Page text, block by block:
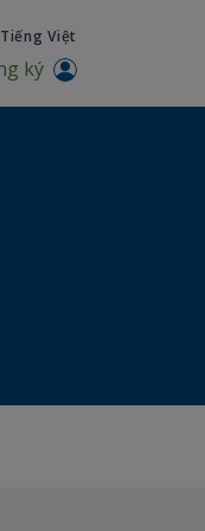
Tiếng Việt
ký